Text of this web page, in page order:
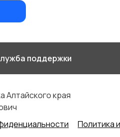
поддержки
Алтайского края
Политика